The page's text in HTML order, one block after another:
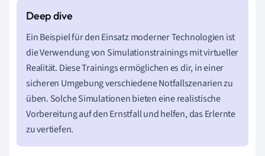
Ein Beispiel für den Einsatz moderner Technologien ist
die Verwendung von Simulationstrainings mit virtueller
Realität. Diese Trainings ermöglichen es dir, in einer
sicheren Umgebung verschiedene Notfallszenarien zu
üben. Solche Simulationen bieten eine realistische
Vorbereitung auf den Ernstfall und helfen, das Erlernte
zu vertiefen.